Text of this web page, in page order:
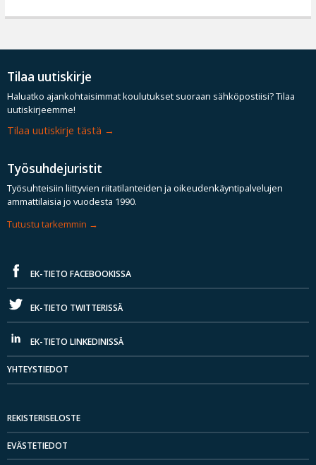
Tilaa uutiskirje
Haluatko ajankohtaisimmat koulutukset suoraan sähköpostiisi? Tilaa
uutiskirjeemme!
Tilaa uutiskirje tästä
Työsuhdejuristit
Työsuhteisiin liittyvien riitatilanteiden ja oikeudenkäyntipalvelujen
ammattilaisia jo vuodesta 1990.
Tutustu tarkemmin
EK-TIETO FACEBOOKISSA
EK-TIETO TWITTERISSÄ
EK-TIETO LINKEDINISSÄ
YHTEYSTIEDOT
REKISTERISELOSTE
EVÄSTETIEDOT